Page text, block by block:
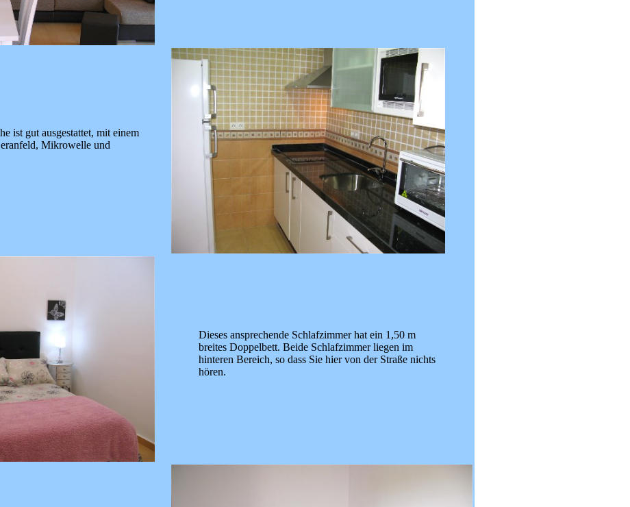
ist gut ausgestattet, mit einem
Mikrowelle und
Dieses ansprechende Schlafzimmer hat ein 1,50 m
breites Doppelbett. Beide Schlafzimmer liegen im
hinteren Bereich, so dass Sie hier von der Straße nichts
hören.